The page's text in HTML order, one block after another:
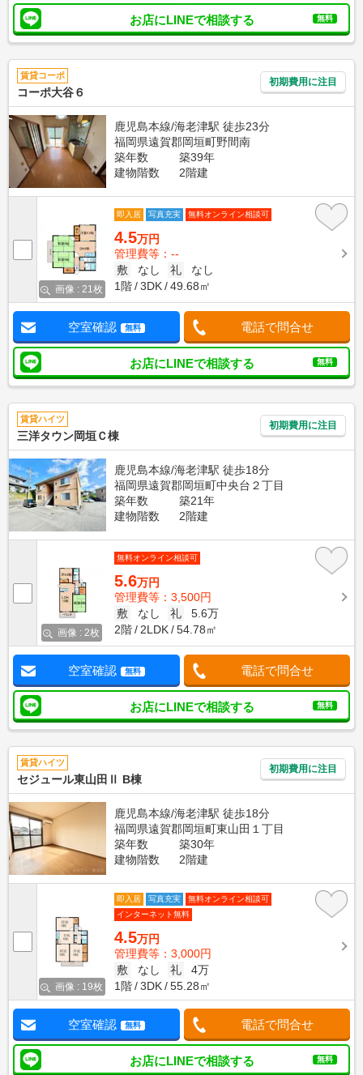
お店にLINEで相談する 無料
賃貸コーポ
コーポ大谷６
初期費用に注目
鹿児島本線/海老津駅 徒歩23分
福岡県遠賀郡岡垣町野間南
築年数
築39年
建物階数
2階建
画像 : 21枚
即入居 写真充実 無料オンライン相談可
4.5万円
管理費等：--
敷
なし 礼
なし
1階
3DK 49.68㎡
空室確認 無料 電話で問合せ
お店にLINEで相談する 無料
賃貸ハイツ
三洋タウン岡垣Ｃ棟
初期費用に注目
鹿児島本線/海老津駅 徒歩18分
福岡県遠賀郡岡垣町中央台２丁目
築年数
築21年
建物階数
2階建
画像 : 2枚
無料オンライン相談可
5.6万円
管理費等：3,500円
敷
なし 礼
5.6万
2階
2LDK 54.78㎡
空室確認 無料 電話で問合せ
お店にLINEで相談する 無料
賃貸ハイツ
セジュール東山田Ⅱ B棟
初期費用に注目
鹿児島本線/海老津駅 徒歩18分
福岡県遠賀郡岡垣町東山田１丁目
築年数
築30年
建物階数
2階建
画像 : 19枚
即入居 写真充実
無料オンライン相談可
インターネット無料
4.5万円
管理費等：3,000円
敷
なし 礼
4万
1階
3DK 55.28㎡
空室確認 無料 電話で問合せ
お店にLINEで相談する 無料